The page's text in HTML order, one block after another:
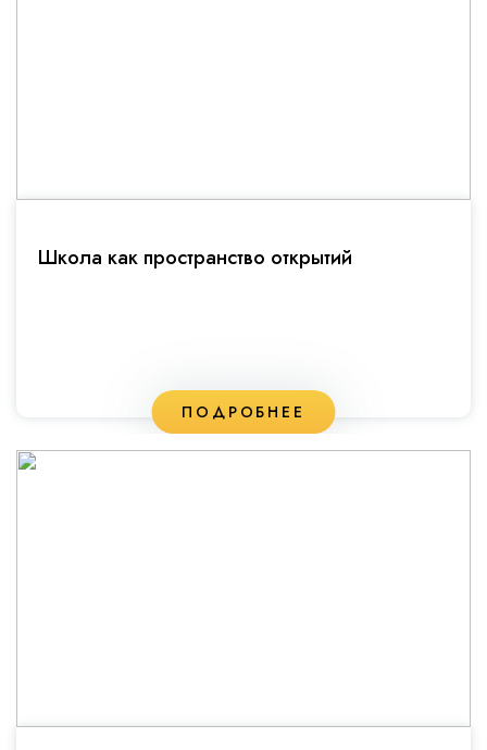
Школа как пространство открытий
ПОДРОБНЕЕ